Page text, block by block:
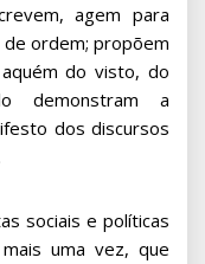
agem para
ordem; propõem
do visto, do
demonstram a
dos discursos
sociais e políticas
uma vez, que